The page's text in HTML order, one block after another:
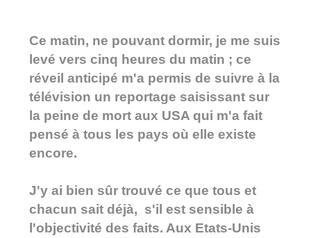
Ce matin, ne pouvant dormir, je me suis
levé vers cinq heures du matin ; ce
réveil anticipé m'a permis de suivre à la
télévision un reportage saisissant sur
la peine de mort aux USA qui m'a fait
pensé à tous les pays où elle existe
encore.
J'y ai bien sûr trouvé ce que tous et
chacun sait déjà, s'il est sensible à
l'objectivité des faits. Aux Etats-Unis